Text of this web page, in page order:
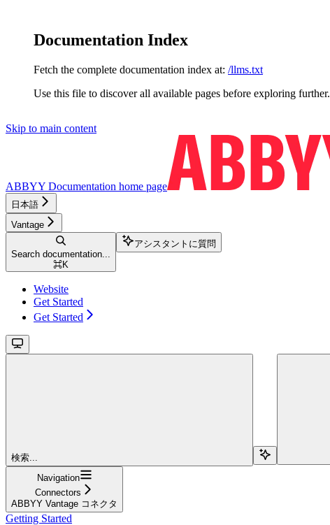
Documentation Index
Fetch the complete documentation index at: /llms.txt
Use this file to discover all available pages before exploring further.
Skip to main content
ABBYY Documentation home page
日本語
Vantage
Search documentation...
⌘K
アシスタントに質問
Website
Get Started
Get Started
検索...
Navigation
Connectors
ABBYY Vantage コネクタ
Getting Started